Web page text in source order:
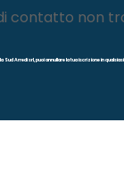
contatto non
Arredi srl, puoi annullare la tua iscrizione in